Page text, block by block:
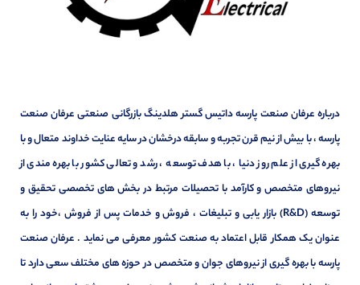
درباره عرفان صنعت پارسه داتیس گستر هلدینگ بازرگانی صنعتی عرفان صنعت
پارسه ، با بیش از نیم قرن تجربه و سابقه درخشان در سایه عنایت خداوند متعال و با
بهره گیری از علم روز دنیا ، با هدف توسعه ، رشد و تعالی کشور با بهره مندی از
نیروهای متخصص و کارآمد با تحصیلات مرتبط در بخش های تخصصی تحقیق و
توسعه (R&D) بازار یابی و تبلیغات ، فروش و خدمات پس از فروش ،خود را به
عنوان یک همکار قابل اعتماد به صنعت کشور معرفی می نماید . عرفان صنعت
پارسه با بهره گیری از نیروهای جوان و متخصص در حوزه های مختلف سعی دارد تا